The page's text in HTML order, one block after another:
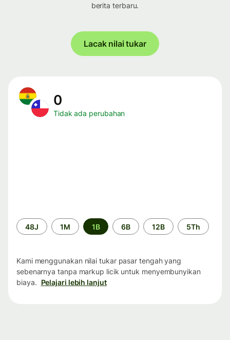
berita terbaru.
Lacak nilai tukar
0
Tidak ada perubahan
Periode
waktu
48J 1M 1B 6B 12B 5Th
Kami menggunakan nilai tukar pasar tengah yang
sebenarnya tanpa markup licik untuk menyembunyikan
biaya. Pelajari lebih lanjut